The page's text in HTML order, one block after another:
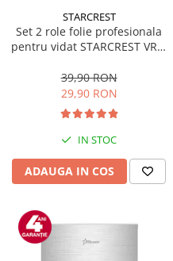
STARCREST
Set 2 role folie profesionala
pentru vidat STARCREST VRL-
reutilizabile, sous vide,
lavabile in masina de spalat,
fara BPA, transparent
39,90 RON
29,90 RON
IN STOC
ADAUGA IN COS